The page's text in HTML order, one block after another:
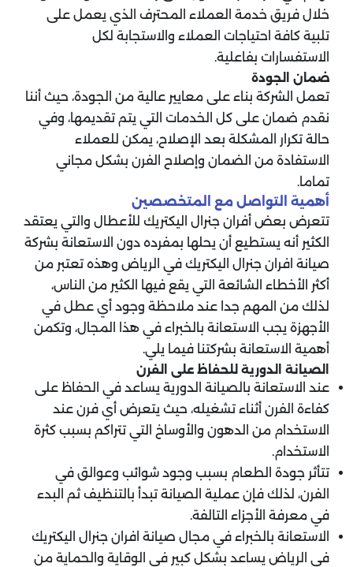
خلال فريق خدمة العملاء المحترف الذي يعمل على
تلبية كافة احتياجات العملاء والاستجابة لكل
الاستفسارات بفاعلية.
ضمان الجودة
تعمل الشركة بناء على معايير عالية من الجودة، حيث أننا
نقدم ضمان على كل الخدمات التي يتم تقديمها، وفي
حالة تكرار المشكلة بعد الإصلاح، يمكن للعملاء
الاستفادة من الضمان وإصلاح الفرن بشكل مجاني
تماما.
أهمية التواصل مع المتخصصين
تتعرض بعض أفران جنرال اليكتريك للأعطال والتي يعتقد
الكثير أنه يستطيع أن يحلها بمفرده دون الاستعانة بشركة
صيانة افران جنرال اليكتريك في الرياض وهذه تعتبر من
أكثر الأخطاء الشائعة التي يقع فيها الكثير من الناس،
لذلك من المهم جدا عند ملاحظة وجود أي عطل في
الأجهزة يجب الاستعانة بالخبراء في هذا المجال، وتكمن
أهمية الاستعانة بشركتنا فيما يلي.
الصيانة الدورية للحفاظ على الفرن
عند الاستعانة بالصيانة الدورية يساعد في الحفاظ على
كفاءة الفرن أثناء تشغيله، حيث يتعرض أي فرن عند
الاستخدام من الدهون والأوساخ التي تتراكم بسبب كثرة
الاستخدام.
تتأثر جودة الطعام بسبب وجود شوائب وعوالق في
الفرن، لذلك فإن عملية الصيانة تبدأ بالتنظيف ثم البدء
في معرفة الأجزاء التالفة.
الاستعانة بالخبراء في مجال صيانة افران جنرال اليكتريك
في الرياض يساعد بشكل كبير في الوقاية والحماية من